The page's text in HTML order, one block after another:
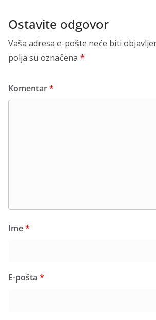
Ostavite odgovor
Vaša adresa e-pošte neće biti
polja su označena *
Komentar*
Ime*
E-pošta *